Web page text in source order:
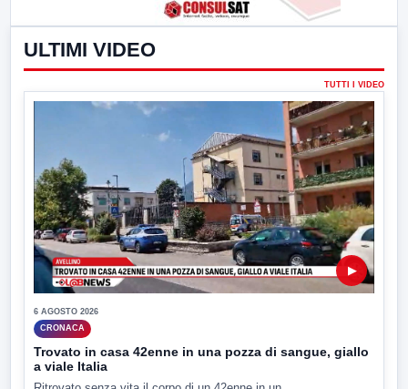
ULTIMI VIDEO
TUTTI I VIDEO
▶
6 AGOSTO 2026
CRONACA
Trovato in casa 42enne in una pozza di sangue, giallo
a viale Italia